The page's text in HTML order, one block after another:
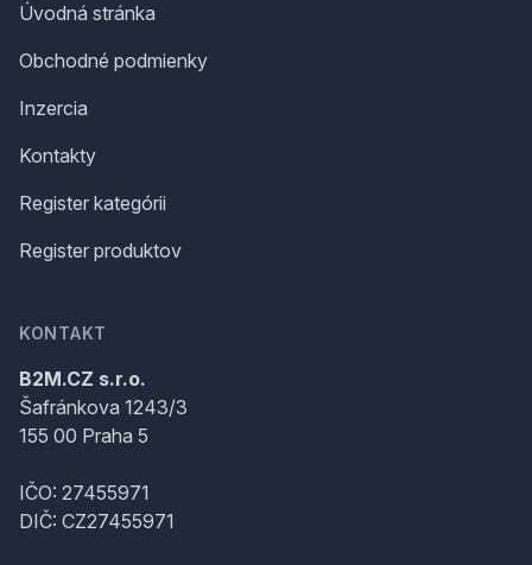
Úvodná stránka
Obchodné podmienky
Inzercia
Kontakty
Register kategórii
Register produktov
KONTAKT
B2M.CZ s.r.o.
Šafránkova 1243/3
155 00 Praha 5
IČO: 27455971
DIČ: CZ27455971